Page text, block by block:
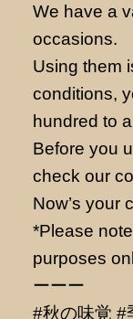
We have a
occasions.
Using them
conditions,
hundred to
Before you
check our
Now’s your
*Please
purposes
ーーー
#秋の味覚 #